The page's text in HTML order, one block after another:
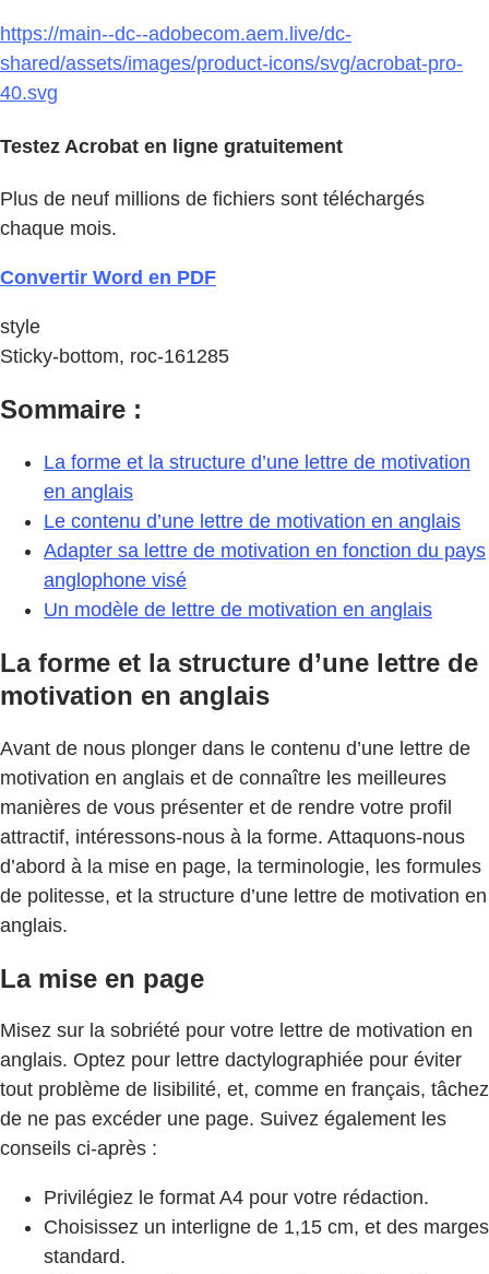
https://main--dc--adobecom.aem.live/dc-
shared/assets/images/product-icons/svg/acrobat-pro-
40.svg
Testez Acrobat en ligne gratuitement
Plus de neuf millions de fichiers sont téléchargés
chaque mois.
Convertir Word en PDF
style
Sticky-bottom, roc-161285
Sommaire :
La forme et la structure d’une lettre de motivation
en anglais
Le contenu d’une lettre de motivation en anglais
Adapter sa lettre de motivation en fonction du pays
anglophone visé
Un modèle de lettre de motivation en anglais
La forme et la structure d’une lettre de
motivation en anglais
Avant de nous plonger dans le contenu d’une lettre de
motivation en anglais et de connaître les meilleures
manières de vous présenter et de rendre votre profil
attractif, intéressons-nous à la forme. Attaquons-nous
d’abord à la mise en page, la terminologie, les formules
de politesse, et la structure d’une lettre de motivation en
anglais.
La mise en page
Misez sur la sobriété pour votre lettre de motivation en
anglais. Optez pour lettre dactylographiée pour éviter
tout problème de lisibilité, et, comme en français, tâchez
de ne pas excéder une page. Suivez également les
conseils ci-après :
Privilégiez le format A4 pour votre rédaction.
Choisissez un interligne de 1,15 cm, et des marges
standard.